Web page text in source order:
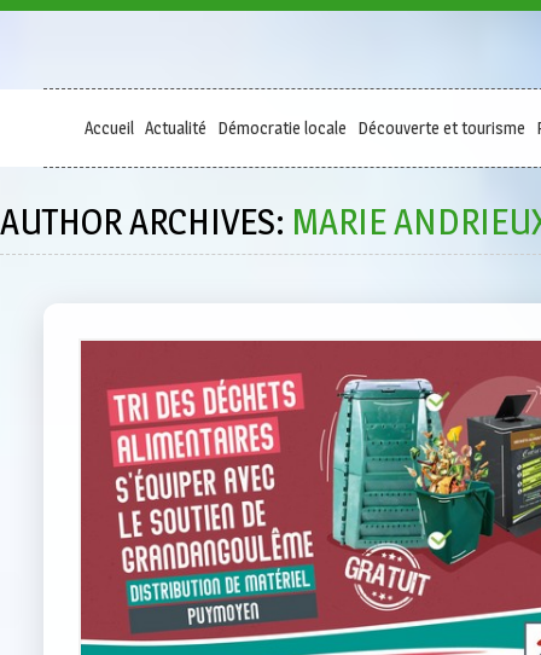
Accueil Actualité Démocratie locale Découverte et tourisme
AUTHOR ARCHIVES: MARIE